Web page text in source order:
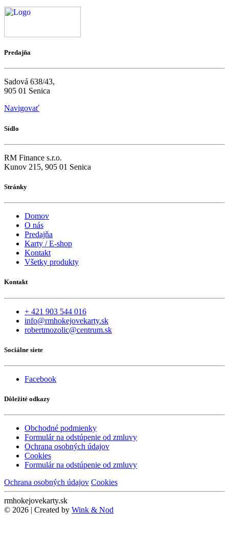
Predajňa
Sadová 638/43,
905 01 Senica
Navigovať
Sídlo
RM Finance s.r.o.
Kunov 215, 905 01 Senica
Stránky
Domov
O nás
Predajňa
Karty / E-shop
Kontakt
Všetky produkty
Kontakt
+ 421 903 544 016
info@rmhokejovekarty.sk
robertmozolic@centrum.sk
Sociálne siete
Facebook
Dôležité odkazy
Obchodné podmienky
Formulár na odstúpenie od zmluvy
Ochrana osobných údajov
Cookies
Formulár na odstúpenie od zmluvy
Ochrana osobných údajov Cookies
rmhokejovekarty.sk
© 2026 | Created by Wink & Nod